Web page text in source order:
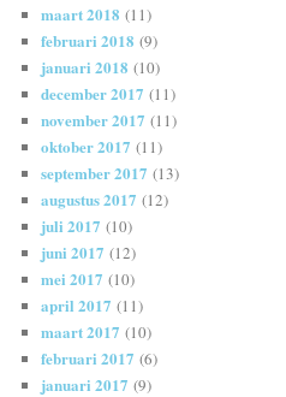
maart 2018 (11)
februari 2018 (9)
januari 2018 (10)
december 2017 (11)
november 2017 (11)
oktober 2017 (11)
september 2017 (13)
augustus 2017 (12)
juli 2017 (10)
juni 2017 (12)
mei 2017 (10)
april 2017 (11)
maart 2017 (10)
februari 2017 (6)
januari 2017 (9)